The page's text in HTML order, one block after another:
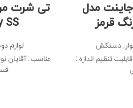
مدل
,دستکش
تنظیم اندازه :
تی شرت
SS
لوازم
مناسب : آقایان